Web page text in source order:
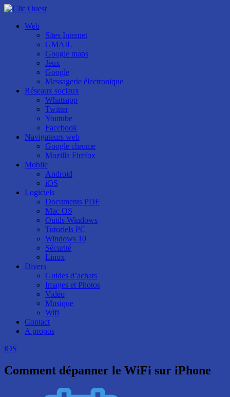
Web
Sites Internet
GMAIL
Google maps
Jeux
Google
Messagerie électronique
Réseaux sociaux
Whatsapp
Twitter
Youtube
Facebook
Navigateurs web
Google chrome
Mozilla Firefox
Mobile
Android
iOS
Logiciels
Documents PDF
Mac OS
Outils Windows
Tutoriels PC
Windows 10
Sécurité
Linux
Divers
Guides d’achats
Images et Photos
Vidéo
Musique
Wifi
Contact
A propos
iOS
Comment dépanner le WiFi sur iPhone